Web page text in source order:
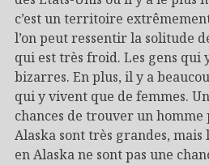
c’est un territoire
l’on peut ressentir la solitude
qui est très froid. Les gens qui
bizarres. En plus, il y a
qui y vivent que de femmes.
chances de trouver un
Alaska sont très grandes, mais
en Alaska ne sont pas une